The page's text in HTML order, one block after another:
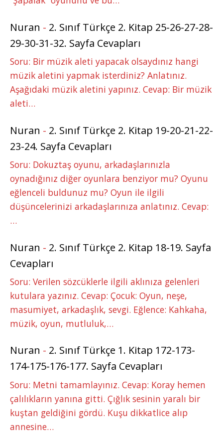
Nuran - 2. Sınıf Türkçe 2. Kitap 25-26-27-28-
29-30-31-32. Sayfa Cevapları
Soru: Bir müzik aleti yapacak olsaydınız hangi
müzik aletini yapmak isterdiniz? Anlatınız.
Aşağıdaki müzik aletini yapınız. Cevap: Bir müzik
aleti…
Nuran - 2. Sınıf Türkçe 2. Kitap 19-20-21-22-
23-24. Sayfa Cevapları
Soru: Dokuztaş oyunu, arkadaşlarınızla
oynadığınız diğer oyunlara benziyor mu? Oyunu
eğlenceli buldunuz mu? Oyun ile ilgili
düşüncelerinizi arkadaşlarınıza anlatınız. Cevap:
…
Nuran - 2. Sınıf Türkçe 2. Kitap 18-19. Sayfa
Cevapları
Soru: Verilen sözcüklerle ilgili aklınıza gelenleri
kutulara yazınız. Cevap: Çocuk: Oyun, neşe,
masumiyet, arkadaşlık, sevgi. Eğlence: Kahkaha,
müzik, oyun, mutluluk,…
Nuran - 2. Sınıf Türkçe 1. Kitap 172-173-
174-175-176-177. Sayfa Cevapları
Soru: Metni tamamlayınız. Cevap: Koray hemen
çalılıkların yanına gitti. Çığlık sesinin yaralı bir
kuştan geldiğini gördü. Kuşu dikkatlice alıp
annesine…